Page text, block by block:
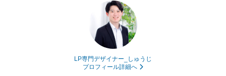
LP専門デザイナー_しゅうじ
プロフィール詳細へ